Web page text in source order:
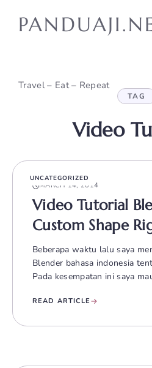
Travel – Eat – Repeat
TAG
Video
UNCATEGORIZED
MARCH 14, 2014
Video Tutorial
Custom Shape
Beberapa waktu lalu saya
Blender bahasa indonesia
Pada kesempatan ini saya
READ ARTICLE